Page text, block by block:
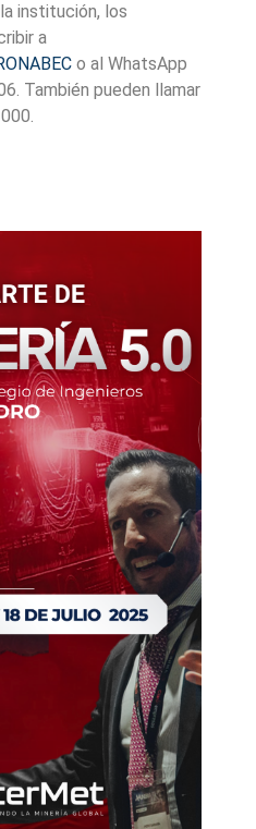
institución, los
a
o al WhatsApp
También pueden llamar